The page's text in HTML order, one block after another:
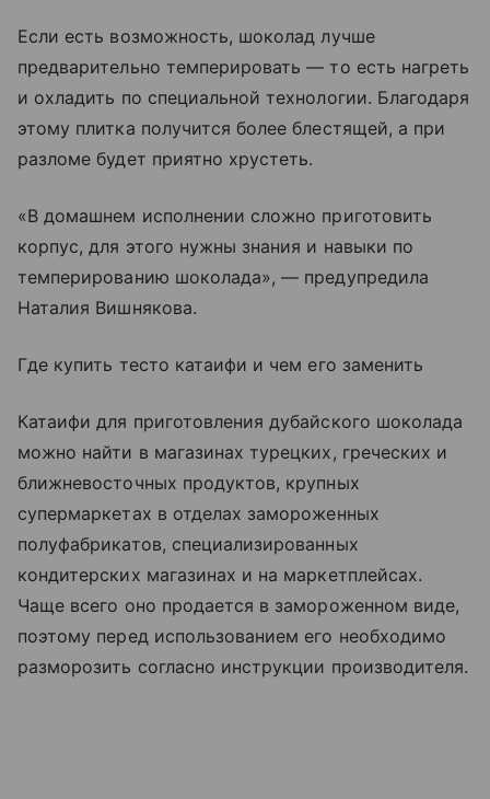
Если есть возможность, шоколад лучше
предварительно темперировать — то есть нагреть
и охладить по специальной технологии. Благодаря
этому плитка получится более блестящей, а при
разломе будет приятно хрустеть.
«В домашнем исполнении сложно приготовить
корпус, для этого нужны знания и навыки по
темперированию шоколада», — предупредила
Наталия Вишнякова.
Где купить тесто катаифи и чем его заменить
Катаифи для приготовления дубайского шоколада
можно найти в магазинах турецких, греческих и
ближневосточных продуктов, крупных
супермаркетах в отделах замороженных
полуфабрикатов, специализированных
кондитерских магазинах и на маркетплейсах.
Чаще всего оно продается в замороженном виде,
поэтому перед использованием его необходимо
разморозить согласно инструкции производителя.